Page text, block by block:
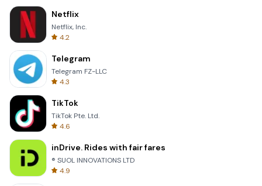
Netflix
Netflix, Inc.
4.2
Telegram
Telegram FZ-LLC
4.3
TikTok
TikTok Pte. Ltd.
4.6
inDrive. Rides with fair fares
® SUOL INNOVATIONS LTD
4.9